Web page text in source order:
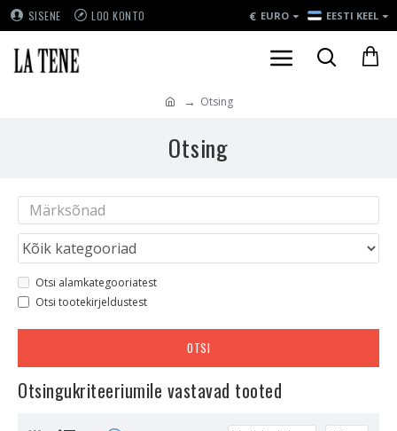
SISENE LOO KONTO € EURO EESTI KEEL
Otsing
Otsing
Otsi alamkategooriatest
Otsi tootekirjeldustest
OTSI
Otsingukriteeriumile vastavad tooted